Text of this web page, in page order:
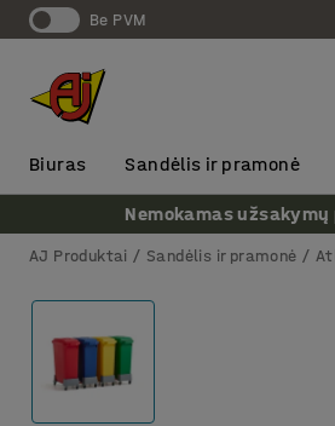
Be PVM
Biuras Sandėlis ir pramonė
Nemokamas
AJ Produktai Sandėlis ir pramonė